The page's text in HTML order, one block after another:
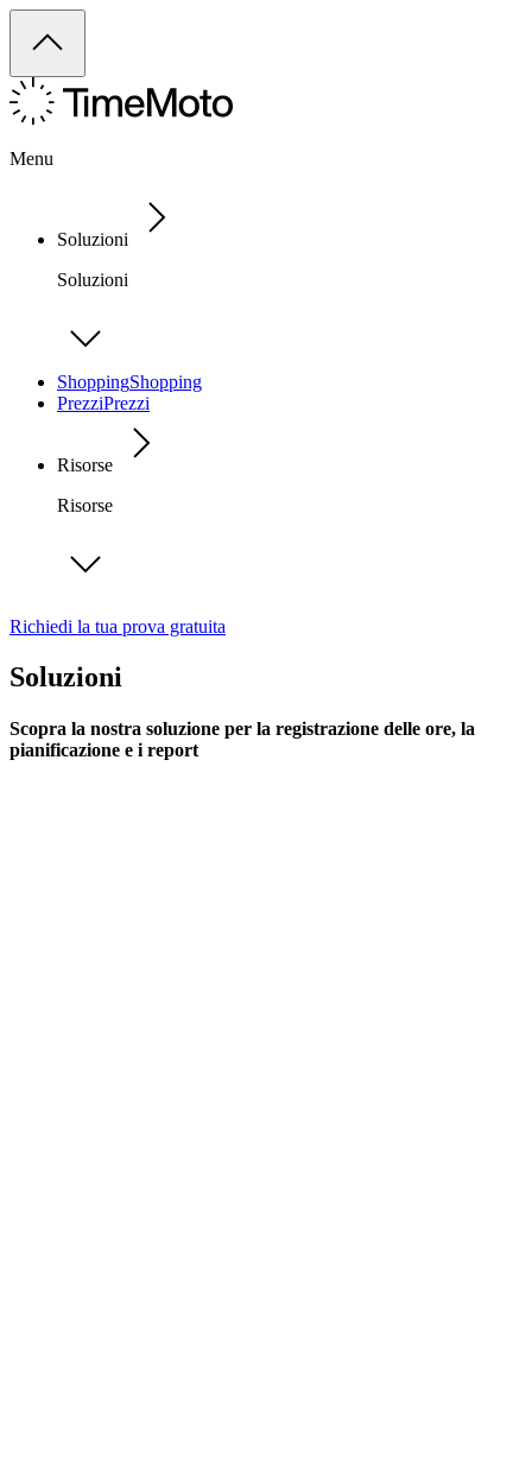
Menu
Soluzioni
Soluzioni
ShoppingShopping
PrezziPrezzi
Risorse
Risorse
Richiedi la tua prova gratuita
Soluzioni
Scopra la nostra soluzione per la registrazione delle ore, la
pianificazione e i report